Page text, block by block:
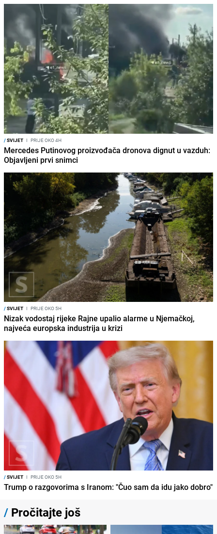
/SVIJET I PRIJE OKO 4H
Mercedes Putinovog proizvođača dronova dignut u vazduh:
Objavljeni prvi snimci
/SVIJET I PRIJE OKO 5H
Nizak vodostaj rijeke Rajne upalio alarme u Njemačkoj,
najveća europska industrija u krizi
/SVIJET I PRIJE OKO 5H
Trump o razgovorima s Iranom: "Čuo sam da idu jako dobro"
/ Pročitajte još